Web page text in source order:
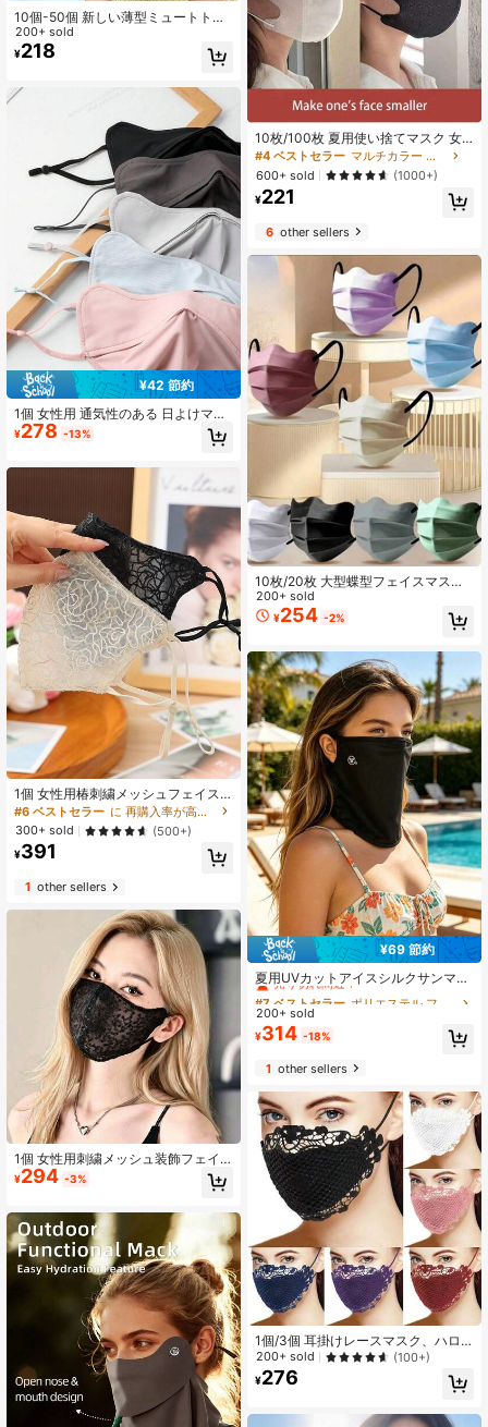
10個-50個 新しい薄型ミュートトー
ン3D使い捨てフェイスマスク、ユニ
セックス、ホワイトマスクは染色不
要、無臭、他の色のマスクは換気後
す、マスクサイズの詳細は画像参照
200+ sold
¥218
¥42 節約
1個 女性用 通気性のある 日よけマス
ク 調整可能なイヤーループ、夏のお
出かけに適しています
¥278 -13%
1個 女性用椿刺繍メッシュフェイス
マスク、通気性のあるレース製洗え
るフェイスカバー、フェイスシェイ
ピング、多用途なアウトフィットア
クセサリー
#6 ベストセラー
に 再購入率が高い フェイスカバー&アクセサリー
300+ sold
(500+)
¥391
1other sellers
1個 女性用刺繍メッシュ装飾フェイ
スマスク、通気性レース洗えるフェ
イスマスク、シェイピングフェイス
外線対策、様々なコーディネートに
適しています
¥294 -3%
10枚/100枚 夏用使い捨てマスク 女
性用、3D立体ホワイトフェイス、小
型独立包装 学校用
#4 ベストセラー
マルチカラー フェイスカバー
600+ sold
(1000+)
¥221
6other sellers
10枚/20枚 大型蝶型フェイスマス
ク、女性向け目を引くウェーブ雲V字
型フェイスコンタリング小型マスク
200+ sold
¥254 -2%
¥69 節約
夏用UVカットアイスシルクサンマス
ク レディース ネックガード付き UV
対策 通気性 涼しい アウトドア 通勤
サイクリング 日よけ 耳掛け式 運転
用マスク シルクファイバー生地 ホリ
#7 ベストセラー
ポリエステル フェイスカバー&アクセサリー
売り切れ間近！
#7 ベストセラー
売り切れ間近！
#7 ベストセラー
売り切れ間近！
#7 ベストセラー
ポリエステル フェイスカバー&アクセサリー
200+ sold
¥314 -18%
1other sellers
1個/3個 耳掛けレースマスク、ハロ
ウィーン&クリスマスコスチュームマ
スク、新年のギフト、薄手のレース
マスク
200+ sold (100+)
¥276